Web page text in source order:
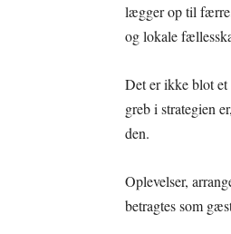
lægger op til
og lokale
Det er ikke blot
greb i strategien
den.
Oplevelser,
betragtes som